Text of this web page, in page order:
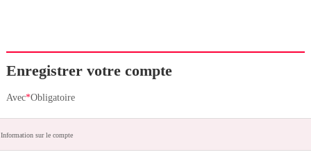
Enregistrer votre compte
Avec*Obligatoire
Information sur le compte